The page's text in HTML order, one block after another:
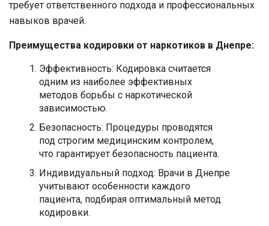
требует ответственного подхода и профессиональных
навыков врачей.
Преимущества кодировки от наркотиков в Днепре:
Эффективность: Кодировка считается
одним из наиболее эффективных
методов борьбы с наркотической
зависимостью.
Безопасность: Процедуры проводятся
под строгим медицинским контролем,
что гарантирует безопасность пациента.
Индивидуальный подход: Врачи в Днепре
учитывают особенности каждого
пациента, подбирая оптимальный метод
кодировки.